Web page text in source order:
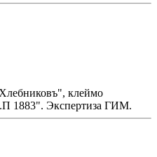
клеймо
1883". Экспертиза ГИМ.